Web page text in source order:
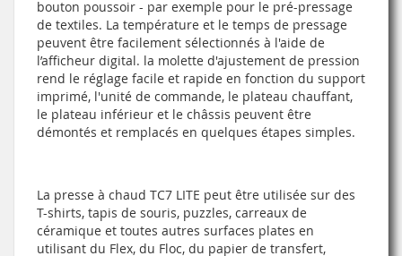
bouton poussoir - par exemple pour le pré-pressage
de textiles. La température et le temps de pressage
peuvent être facilement sélectionnés à l'aide de
l’afficheur digital. la molette d'ajustement de pression
rend le réglage facile et rapide en fonction du support
imprimé, l'unité de commande, le plateau chauffant,
le plateau inférieur et le châssis peuvent être
démontés et remplacés en quelques étapes simples.
La presse à chaud TC7 LITE peut être utilisée sur des
T-shirts, tapis de souris, puzzles, carreaux de
céramique et toutes autres surfaces plates en
utilisant du Flex, du Floc, du papier de transfert,